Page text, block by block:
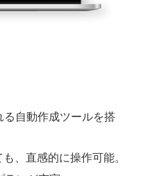
自動作成ツールを搭
、直感的に操作可能。